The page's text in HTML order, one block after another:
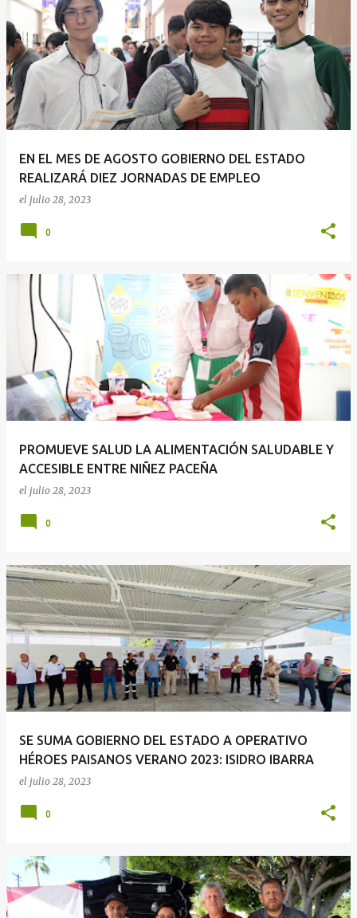
EN EL MES DE AGOSTO GOBIERNO DEL ESTADO
REALIZARÁ DIEZ JORNADAS DE EMPLEO
el julio 28, 2023
0
PROMUEVE SALUD LA ALIMENTACIÓN SALUDABLE Y
ACCESIBLE ENTRE NIÑEZ PACEÑA
el julio 28, 2023
0
SE SUMA GOBIERNO DEL ESTADO A OPERATIVO
HÉROES PAISANOS VERANO 2023: ISIDRO IBARRA
el julio 28, 2023
0